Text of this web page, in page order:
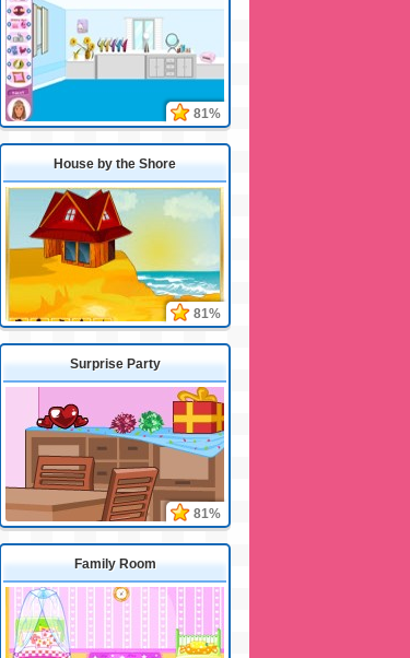
81%
House by the Shore
81%
Surprise Party
81%
Family Room